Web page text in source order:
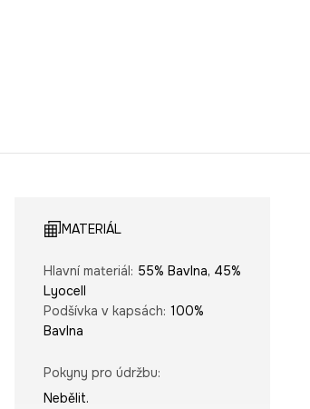
MATERIÁL
Hlavní materiál: 55% Bavlna, 45%
Lyocell
Podšívka v kapsách: 100%
Bavlna
Pokyny pro údržbu:
Nebělit.